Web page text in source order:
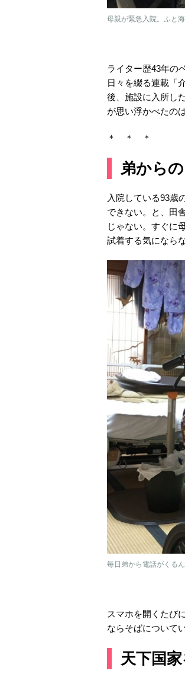
母親が緊急入院。ふと
ライター歴43年の
日々を綴る連載「
後、施設に入所し
が思い浮かべたの
＊ ＊ ＊
弟から
入院している93歳
できない。と、田
じゃない。すぐに
試着する気になら
毎日弟から電話がくる
スマホを開くたび
ならそばについて
天下国